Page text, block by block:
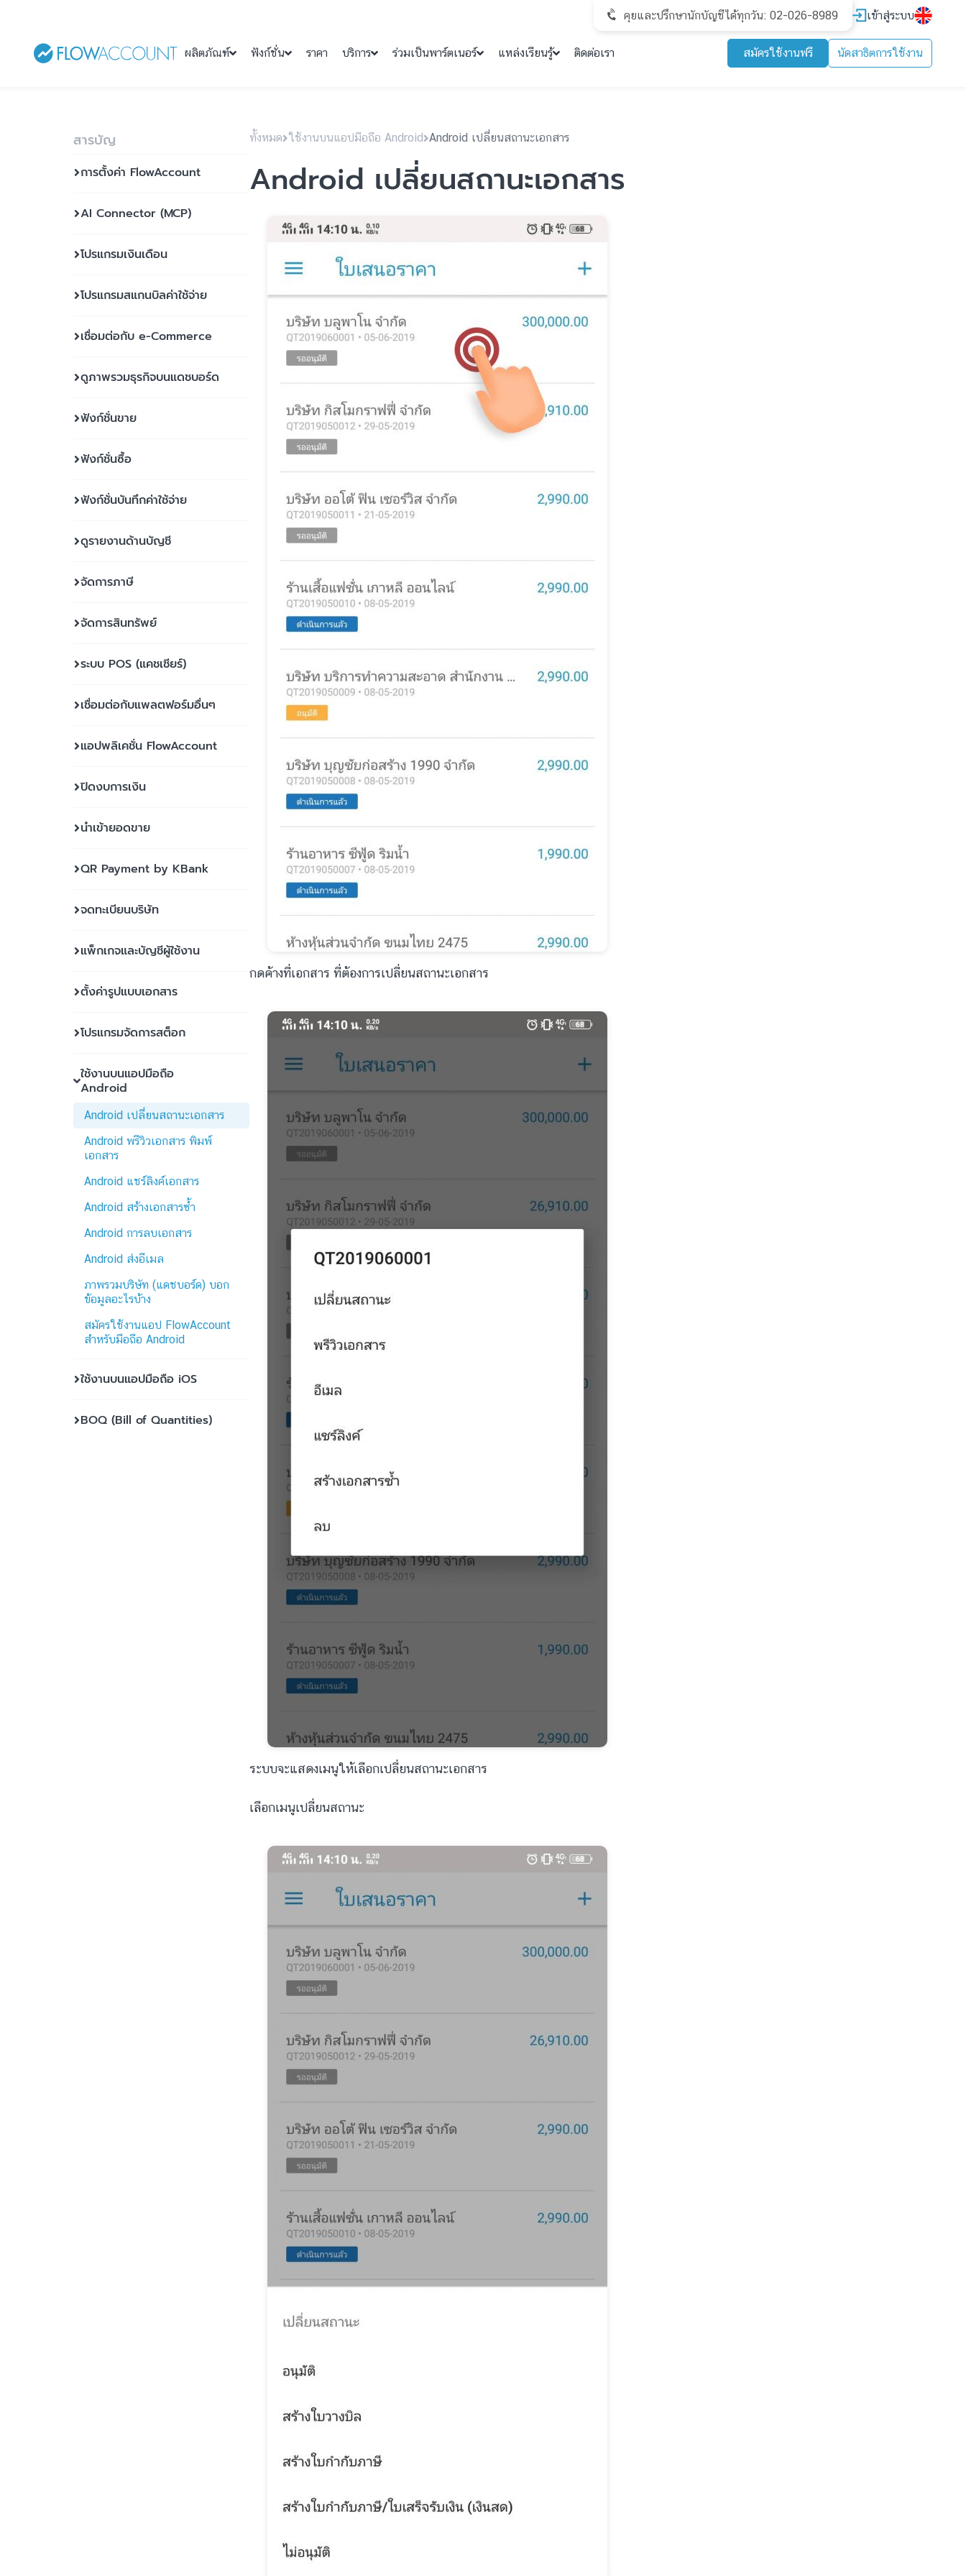
คุยและปรึกษานักบัญชีได้ทุกวัน: 02-026-8989 เข้าสู่ระบบ
ผลิตภัณฑ์ ฟังก์ชั่น ราคา บริการ ร่วมเป็นพาร์ตเนอร์ แหล่งเรียนรู้ ติดต่อเรา สมัครใช้งานฟรี นัดสาธิตการใช้งาน
สารบัญ
การตั้งค่า FlowAccount
AI Connector (MCP)
โปรแกรมเงินเดือน
โปรแกรมสแกนบิลค่าใช้จ่าย
เชื่อมต่อกับ e-Commerce
ดูภาพรวมธุรกิจบนแดชบอร์ด
ฟังก์ชั่นขาย
ฟังก์ชั่นซื้อ
ฟังก์ชั่นบันทึกค่าใช้จ่าย
ดูรายงานด้านบัญชี
จัดการภาษี
จัดการสินทรัพย์
ระบบ POS (แคชเชียร์)
เชื่อมต่อกับแพลตฟอร์มอื่นๆ
แอปพลิเคชั่น FlowAccount
ปิดงบการเงิน
นำเข้ายอดขาย
QR Payment by KBank
จดทะเบียนบริษัท
แพ็กเกจและบัญชีผู้ใช้งาน
ตั้งค่ารูปแบบเอกสาร
โปรแกรมจัดการสต็อก
ใช้งานบนแอปมือถือ
Android
Android เปลี่ยนสถานะเอกสาร
Android พรีวิวเอกสาร พิมพ์
เอกสาร
Android แชร์ลิงค์เอกสาร
Android สร้างเอกสารซ้ำ
Android การลบเอกสาร
Android ส่งอีเมล
ภาพรวมบริษัท (แดชบอร์ด) บอก
ข้อมูลอะไรบ้าง
สมัครใช้งานแอป FlowAccount
สำหรับมือถือ Android
ใช้งานบนแอปมือถือ iOS
BOQ (Bill of Quantities)
ทั้งหมด ใช้งานบนแอปมือถือ Android Android เปลี่ยนสถานะเอกสาร
Android เปลี่ยนสถานะเอกสาร
กดค้างที่เอกสาร ที่ต้องการเปลี่ยนสถานะเอกสาร
ระบบจะแสดงเมนูให้เลือกเปลี่ยนสถานะเอกสาร
เลือกเมนูเปลี่ยนสถานะ